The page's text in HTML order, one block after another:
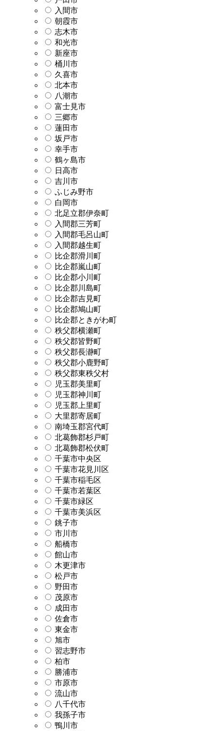
入間市
朝霞市
志木市
和光市
新座市
桶川市
久喜市
北本市
八潮市
富士見市
三郷市
蓮田市
坂戸市
幸手市
鶴ヶ島市
日高市
吉川市
ふじみ野市
白岡市
北足立郡伊奈町
入間郡三芳町
入間郡毛呂山町
入間郡越生町
比企郡滑川町
比企郡嵐山町
比企郡小川町
比企郡川島町
比企郡吉見町
比企郡鳩山町
比企郡ときがわ町
秩父郡横瀬町
秩父郡皆野町
秩父郡長瀞町
秩父郡小鹿野町
秩父郡東秩父村
児玉郡美里町
児玉郡神川町
児玉郡上里町
大里郡寄居町
南埼玉郡宮代町
北葛飾郡杉戸町
北葛飾郡松伏町
千葉市中央区
千葉市花見川区
千葉市稲毛区
千葉市若葉区
千葉市緑区
千葉市美浜区
銚子市
市川市
船橋市
館山市
木更津市
松戸市
野田市
茂原市
成田市
佐倉市
東金市
旭市
習志野市
柏市
勝浦市
市原市
流山市
八千代市
我孫子市
鴨川市